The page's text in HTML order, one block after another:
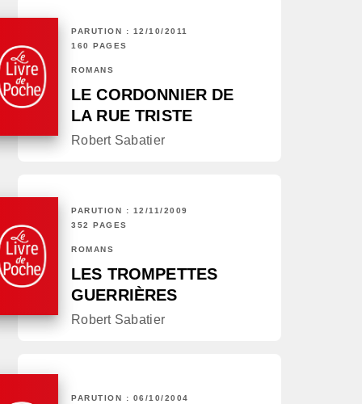
PARUTION : 12/10/2011
160 PAGES
ROMANS
LE CORDONNIER DE
LA RUE TRISTE
Robert Sabatier
PARUTION : 12/11/2009
352 PAGES
ROMANS
LES TROMPETTES
GUERRIÈRES
Robert Sabatier
PARUTION : 06/10/2004